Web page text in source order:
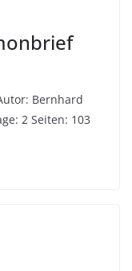
Bernhard
2 Seiten: 103